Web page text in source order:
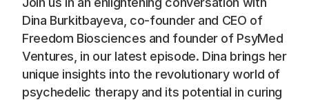
Старт в ИТ
Андроид разработчик
Алгоритмы
iOS с 0
Python-разработчик
Frontend на React
Product manager
Генеративный ИИ
Data Science c 0
Аналитик данных
QA инженер
Dina Burkitbayeva, co-founder and CEO of
Freedom Biosciences and founder of PsyMed
Ventures, in our latest episode. Dina brings her
unique insights into the revolutionary world of
psychedelic therapy and its potential in curing